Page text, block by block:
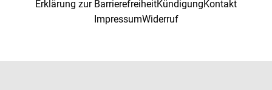
Erklärung zur BarrierefreiheitKündigungKontakt
ImpressumWiderruf